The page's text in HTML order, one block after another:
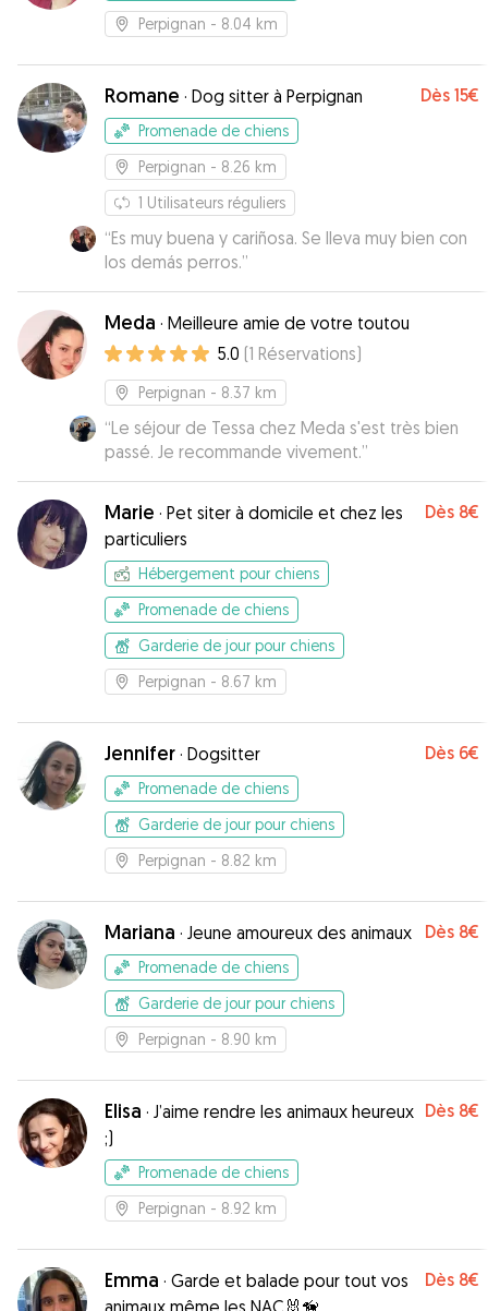
dommage qu'elle déménage et qu'on ne puisse
plus faire appel à ses services !
Perpignan - 8.04 km
Romane · Dog sitter à Perpignan Dès 15€
Promenade de chiens
Perpignan - 8.26 km
1 Utilisateurs réguliers
“Es muy buena y cariñosa. Se lleva muy bien con
los demás perros.”
Meda · Meilleure amie de votre toutou
5.0 (1 Réservations)
Perpignan - 8.37 km
“Le séjour de Tessa chez Meda s'est très bien
passé. Je recommande vivement.”
Marie · Pet siter à domicile et chez les
particuliers
Dès 8€
Hébergement pour chiens
Promenade de chiens
Garderie de jour pour chiens
Perpignan - 8.67 km
Jennifer · Dogsitter Dès 6€
Promenade de chiens
Garderie de jour pour chiens
Perpignan - 8.82 km
Mariana · Jeune amoureux des animaux Dès 8€
Promenade de chiens
Garderie de jour pour chiens
Perpignan - 8.90 km
Elisa · J’aime rendre les animaux heureux
;)
Dès 8€
Promenade de chiens
Perpignan - 8.92 km
Emma · Garde et balade pour tout vos
animaux même les NAC🐰🦮
Dès 8€